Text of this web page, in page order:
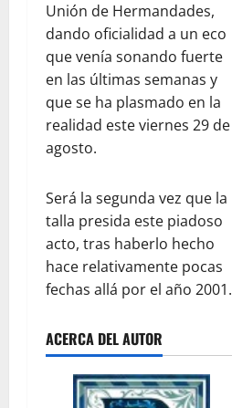
Unión de Hermandades,
dando oficialidad a un eco
que venía sonando fuerte
en las últimas semanas y
que se ha plasmado en la
realidad este viernes 29 de
agosto.
Será la segunda vez que la
talla presida este piadoso
acto, tras haberlo hecho
hace relativamente pocas
fechas allá por el año 2001.
ACERCA DEL AUTOR